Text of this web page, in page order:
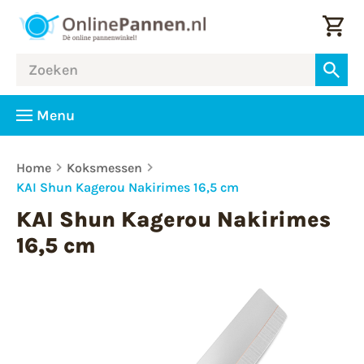
Menu
Home
Koksmessen
KAI Shun Kagerou Nakirimes 16,5 cm
KAI Shun Kagerou Nakirimes
16,5 cm